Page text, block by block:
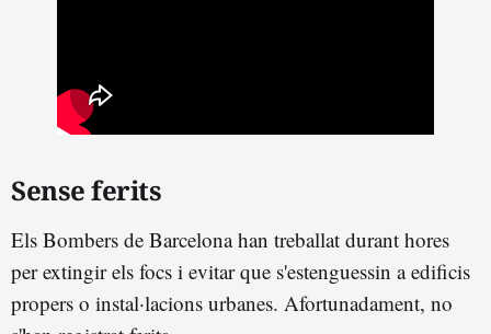
Sense ferits
Els Bombers de Barcelona han treballat durant hores
per extingir els focs i evitar que s'estenguessin a edificis
propers o instal·lacions urbanes. Afortunadament, no